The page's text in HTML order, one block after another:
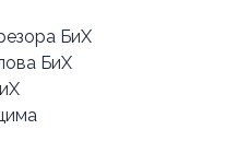
БиХ
БиХ